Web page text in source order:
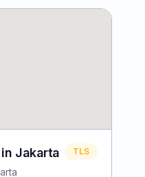
Jakarta TLS